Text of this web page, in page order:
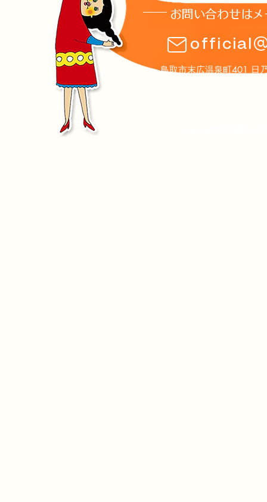
8月1日(土)土曜夜市ステージ
のお知らせ
ト案内
お問い合わせは
鳥取市末広温泉町401 日